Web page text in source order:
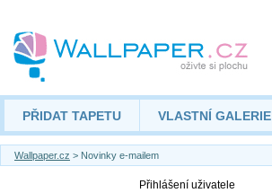
PŘIDAT TAPETU VLASTNÍ GALERIE
Wallpaper.cz > Novinky e-mailem